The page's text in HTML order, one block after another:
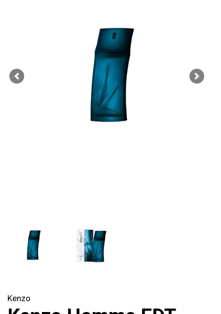
Previous Next
Kenzo